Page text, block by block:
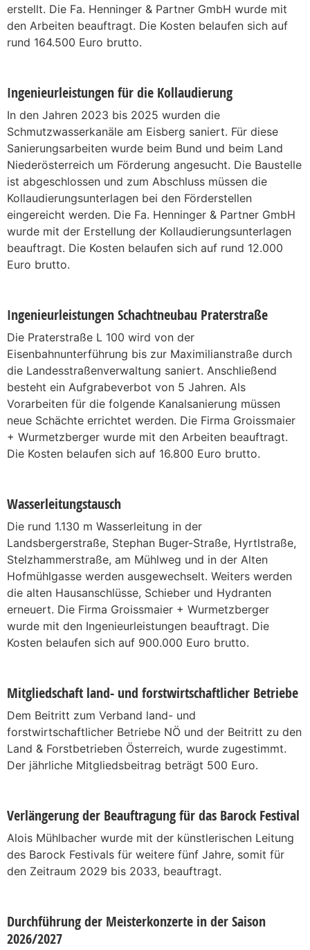
erstellt. Die Fa. Henninger & Partner GmbH wurde mit
den Arbeiten beauftragt. Die Kosten belaufen sich auf
rund 164.500 Euro brutto.
Ingenieurleistungen für die Kollaudierung
In den Jahren 2023 bis 2025 wurden die
Schmutzwasserkanäle am Eisberg saniert. Für diese
Sanierungsarbeiten wurde beim Bund und beim Land
Niederösterreich um Förderung angesucht. Die Baustelle
ist abgeschlossen und zum Abschluss müssen die
Kollaudierungsunterlagen bei den Förderstellen
eingereicht werden. Die Fa. Henninger & Partner GmbH
wurde mit der Erstellung der Kollaudierungsunterlagen
beauftragt. Die Kosten belaufen sich auf rund 12.000
Euro brutto.
Ingenieurleistungen Schachtneubau Praterstraße
Die Praterstraße L 100 wird von der
Eisenbahnunterführung bis zur Maximilianstraße durch
die Landesstraßenverwaltung saniert. Anschließend
besteht ein Aufgrabeverbot von 5 Jahren. Als
Vorarbeiten für die folgende Kanalsanierung müssen
neue Schächte errichtet werden. Die Firma Groissmaier
+ Wurmetzberger wurde mit den Arbeiten beauftragt.
Die Kosten belaufen sich auf 16.800 Euro brutto.
Wasserleitungstausch
Die rund 1.130 m Wasserleitung in der
Landsbergerstraße, Stephan Buger-Straße, Hyrtlstraße,
Stelzhammerstraße, am Mühlweg und in der Alten
Hofmühlgasse werden ausgewechselt. Weiters werden
die alten Hausanschlüsse, Schieber und Hydranten
erneuert. Die Firma Groissmaier + Wurmetzberger
wurde mit den Ingenieurleistungen beauftragt. Die
Kosten belaufen sich auf 900.000 Euro brutto.
Mitgliedschaft land- und forstwirtschaftlicher Betriebe
Dem Beitritt zum Verband land- und
forstwirtschaftlicher Betriebe NÖ und der Beitritt zu den
Land & Forstbetrieben Österreich, wurde zugestimmt.
Der jährliche Mitgliedsbeitrag beträgt 500 Euro.
Verlängerung der Beauftragung für das Barock Festival
Alois Mühlbacher wurde mit der künstlerischen Leitung
des Barock Festivals für weitere fünf Jahre, somit für
den Zeitraum 2029 bis 2033, beauftragt.
Durchführung der Meisterkonzerte in der Saison
2026/2027